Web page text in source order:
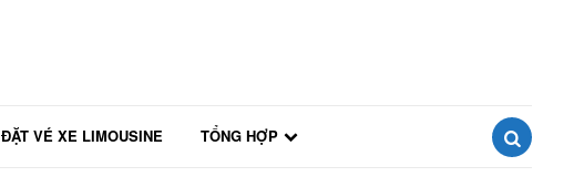
ĐẶT VÉ XE LIMOUSINE
TỔNG HỢP